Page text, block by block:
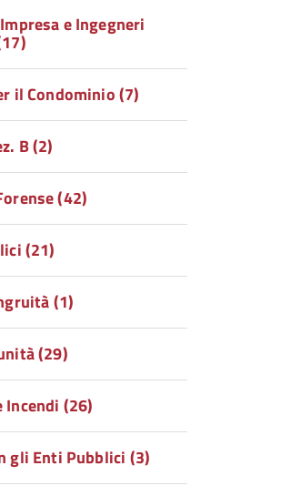
e Ingegneri
il Condominio (7)
B (2)
(42)
(21)
(1)
(29)
Incendi (26)
gli Enti Pubblici (3)